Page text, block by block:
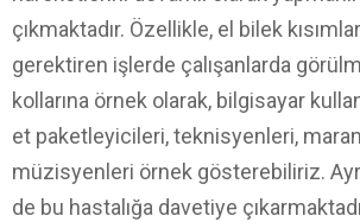
çıkmaktadır. Özellikle, el bilek
gerektiren işlerde çalışanlarda
kollarına örnek olarak, bilgisayar
et paketleyicileri, teknisyenleri,
müzisyenleri örnek gösterebiliriz.
de bu hastalığa davetiye